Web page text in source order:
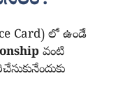
Card) లో ఉండే
వంటి